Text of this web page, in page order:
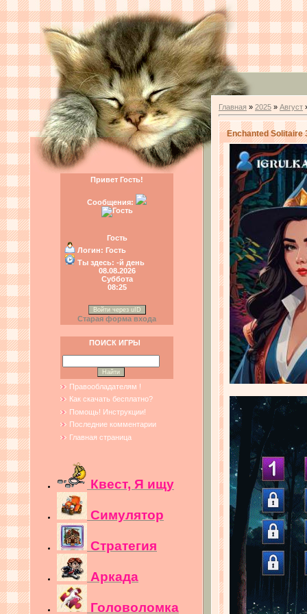
Привет Гость!
Сообщения:
Гость
Логин: Гость
Ты здесь: -й день
08.08.2026
Суббота
08:25
Войти через uID
Старая форма входа
ПОИСК ИГРЫ
Правообладателям !
Как скачать бесплатно?
Помощь! Инструкции!
Последние комментарии
Главная страница
Квест, Я ищу
Симулятор
Стратегия
Аркада
Головоломка
Главная » 2025 » Август
Enchanted Solitaire